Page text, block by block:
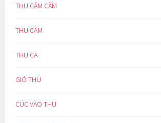
THU CĂM CĂM
THU CẢM
THU CA
GIÓ THU
CÚC VÀO THU